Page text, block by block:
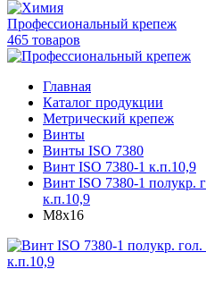
Профессиональный крепеж
465 товаров
Главная
Каталог продукции
Метрический крепеж
Винты
Винты ISO 7380
Винт ISO 7380-1 к.п.10,9
Винт ISO 7380-1 полукр.
к.п.10,9
М8х16